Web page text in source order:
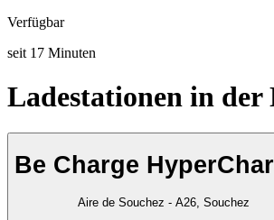
Verfügbar
seit 17 Minuten
Ladestationen in der
Be Charge
Aire de Souchez - A26, Souchez